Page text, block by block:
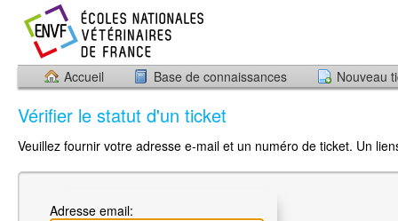
Accueil Base de connaissances Nouveau
Vérifier le statut d'un ticket
Veuillez fournir votre adresse e-mail et un numéro de ticket. Un
Adresse email: